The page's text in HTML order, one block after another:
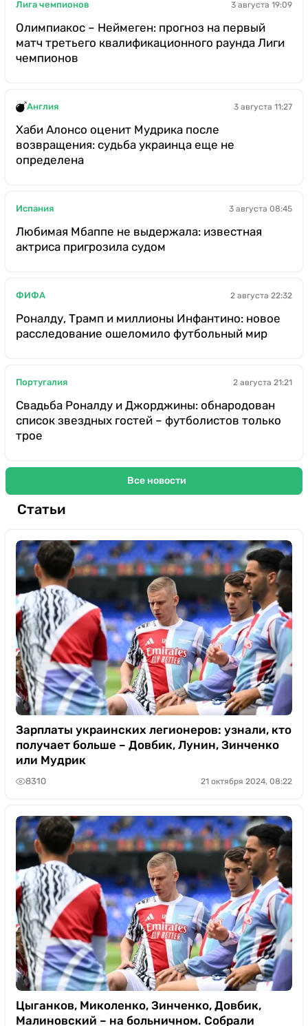
Лига чемпионов 3 августа 19:09
Олимпиакос – Неймеген: прогноз на первый
матч третьего квалификационного раунда Лиги
чемпионов
Англия 3 августа 11:27
Хаби Алонсо оценит Мудрика после
возвращения: судьба украинца еще не
определена
Испания 3 августа 08:45
Любимая Мбаппе не выдержала: известная
актриса пригрозила судом
ФИФА 2 августа 22:32
Роналду, Трамп и миллионы Инфантино: новое
расследование ошеломило футбольный мир
Португалия 2 августа 21:21
Свадьба Роналду и Джорджины: обнародован
список звездных гостей – футболистов только
трое
Все новости
Статьи
Зарплаты украинских легионеров: узнали, кто
получает больше – Довбик, Лунин, Зинченко
или Мудрик
8310 21 октября 2024, 08:22
Цыганков, Миколенко, Зинченко, Довбик,
Малиновский – на больничном. Собрали